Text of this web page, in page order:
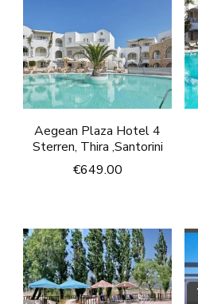
Aegean Plaza Hotel 4
Sterren, Thira ,Santorini
€649.00